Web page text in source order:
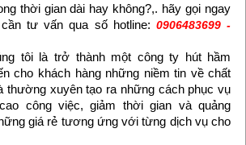
thời gian dài hay không?,. hãy gọi ngay
tư vấn qua số hotline: 0906483699 -
tôi là trở thành một công ty hút hầm
cho khách hàng những niềm tin về chất
thường xuyên tạo ra những cách phục vụ
công việc, giảm thời gian và quảng
giá rẻ tương ứng với từng dịch vụ cho